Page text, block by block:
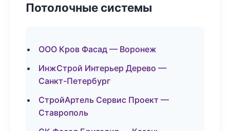
Потолочные системы
ООО Кров Фасад — Воронеж
ИнжСтрой Интерьер Дерево —
Санкт-Петербург
СтройАртель Сервис Проект —
Ставрополь